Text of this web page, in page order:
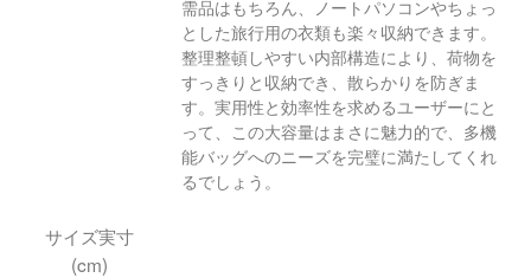
需品はもちろん、ノートパソコンやちょっ
とした旅行用の衣類も楽々収納できます。
整理整頓しやすい内部構造により、荷物を
すっきりと収納でき、散らかりを防ぎま
す。実用性と効率性を求めるユーザーにと
って、この大容量はまさに魅力的で、多機
能バッグへのニーズを完璧に満たしてくれ
るでしょう。
サイズ実寸
(cm)